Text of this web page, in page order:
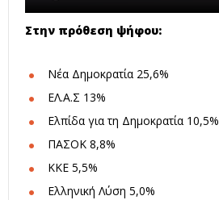
Στην πρόθεση ψήφου:
Νέα Δημοκρατία 25,6%
ΕΛ.Α.Σ 13%
Ελπίδα για τη Δημοκρατία 10,5%
ΠΑΣΟΚ 8,8%
ΚΚΕ 5,5%
Ελληνική Λύση 5,0%